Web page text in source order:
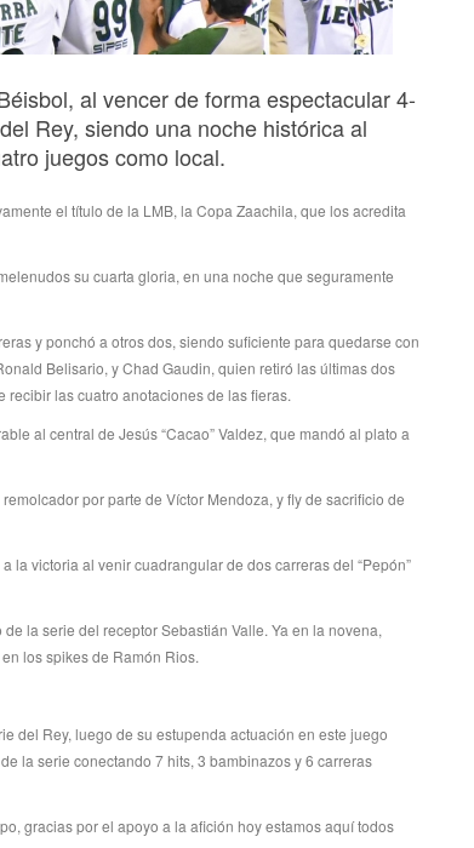
al vencer de forma espectacular 4-
Rey, siendo una noche histórica al
juegos como local.
el título de la LMB, la Copa Zaachila, que los acredita
su cuarta gloria, en una noche que seguramente
y ponchó a otros dos, siendo suficiente para quedarse con
Belisario, y Chad Gaudin, quien retiró las últimas dos
las cuatro anotaciones de las fieras.
al central de Jesús “Cacao” Valdez, que mandó al plato a
por parte de Víctor Mendoza, y fly de sacrificio de
victoria al venir cuadrangular de dos carreras del “Pepón”
la serie del receptor Sebastián Valle. Ya en la novena,
los spikes de Ramón Rios.
del Rey, luego de su estupenda actuación en este juego
la serie conectando 7 hits, 3 bambinazos y 6 carreras
gracias por el apoyo a la afición hoy estamos aquí todos